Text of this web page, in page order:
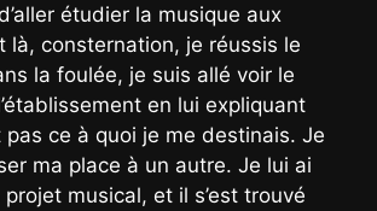
étudier la musique aux
là, consternation, je réussis le
la foulée, je suis allé voir le
en lui expliquant
pas ce à quoi je me destinais. Je
ma place à un autre. Je lui ai
musical, et il s’est trouvé